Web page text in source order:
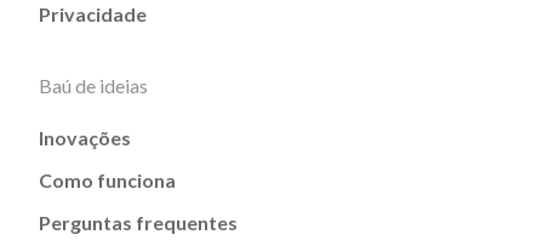
Privacidade
Baú de ideias
Inovações
Como funciona
Perguntas frequentes